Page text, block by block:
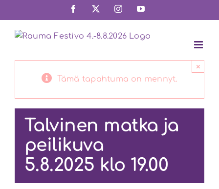
to
content
Facebook InstagramYouTube
Tämä tapahtuma on mennyt.
×
Talvinen matka ja
peilikuva
5.8.2025 klo 19.00